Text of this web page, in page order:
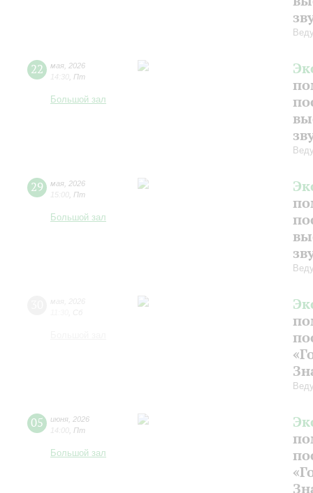
22 мая 2026
14:30 Пт
Большой зал
29 мая 2026
15:00 Пт
Большой зал
05 июня 2026
14:00 Пт
Большой зал